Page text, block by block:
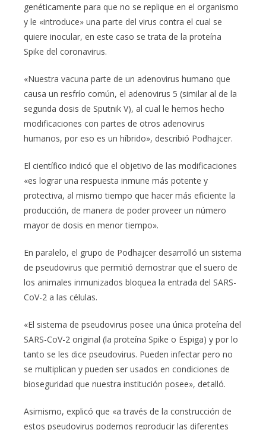
genéticamente para que no se replique en el organismo
y le «introduce» una parte del virus contra el cual se
quiere inocular, en este caso se trata de la proteína
Spike del coronavirus.
«Nuestra vacuna parte de un adenovirus humano que
causa un resfrío común, el adenovirus 5 (similar al de la
segunda dosis de Sputnik V), al cual le hemos hecho
modificaciones con partes de otros adenovirus
humanos, por eso es un híbrido», describió Podhajcer.
El científico indicó que el objetivo de las modificaciones
«es lograr una respuesta inmune más potente y
protectiva, al mismo tiempo que hacer más eficiente la
producción, de manera de poder proveer un número
mayor de dosis en menor tiempo».
En paralelo, el grupo de Podhajcer desarrolló un sistema
de pseudovirus que permitió demostrar que el suero de
los animales inmunizados bloquea la entrada del SARS-
CoV-2 a las células.
«El sistema de pseudovirus posee una única proteína del
SARS-CoV-2 original (la proteína Spike o Espiga) y por lo
tanto se les dice pseudovirus. Pueden infectar pero no
se multiplican y pueden ser usados en condiciones de
bioseguridad que nuestra institución posee», detalló.
Asimismo, explicó que «a través de la construcción de
estos pseudovirus podemos reproducir las diferentes